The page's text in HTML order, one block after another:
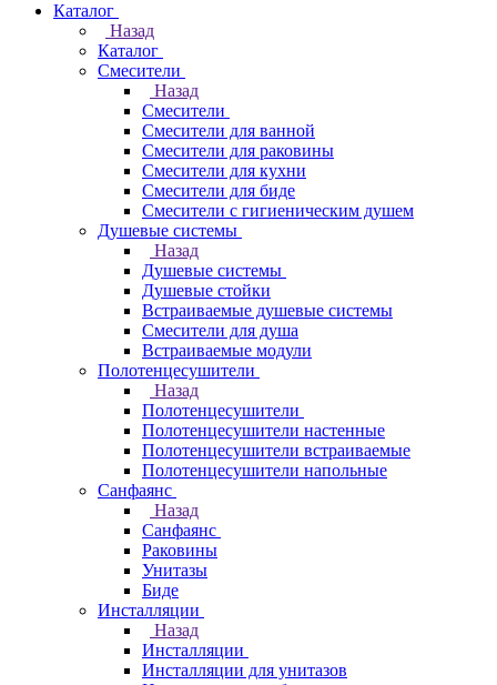
Каталог
Назад
Каталог
Смесители
Назад
Смесители
Смесители для ванной
Смесители для раковины
Смесители для кухни
Смесители для биде
Смесители с гигиеническим душем
Душевые системы
Назад
Душевые системы
Душевые стойки
Встраиваемые душевые системы
Смесители для душа
Встраиваемые модули
Полотенцесушители
Назад
Полотенцесушители
Полотенцесушители настенные
Полотенцесушители встраиваемые
Полотенцесушители напольные
Санфаянс
Назад
Санфаянс
Раковины
Унитазы
Биде
Инсталляции
Назад
Инсталляции
Инсталляции для унитазов